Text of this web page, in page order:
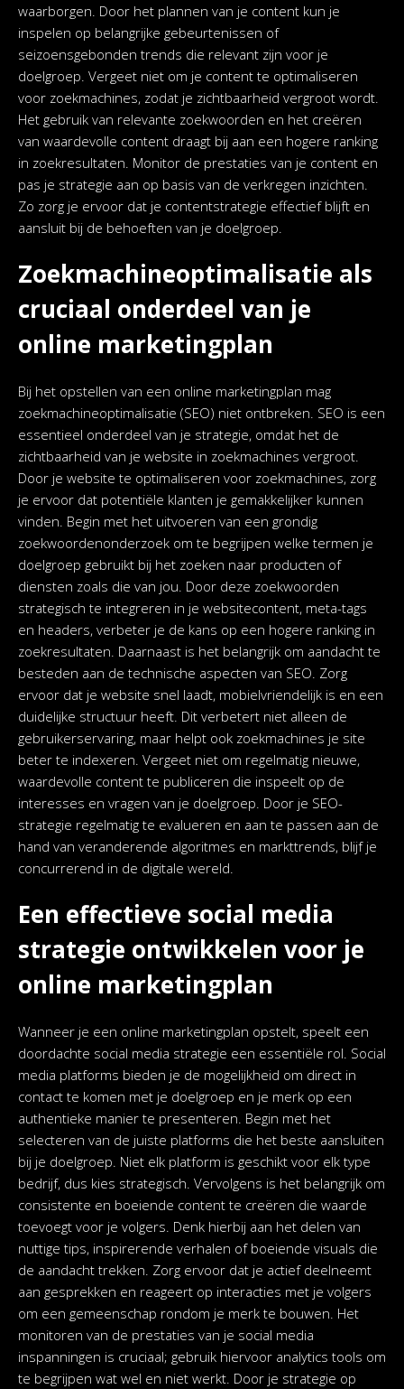
waarborgen. Door het plannen van je content kun je
inspelen op belangrijke gebeurtenissen of
seizoensgebonden trends die relevant zijn voor je
doelgroep. Vergeet niet om je content te optimaliseren
voor zoekmachines, zodat je zichtbaarheid vergroot wordt.
Het gebruik van relevante zoekwoorden en het creëren
van waardevolle content draagt bij aan een hogere ranking
in zoekresultaten. Monitor de prestaties van je content en
pas je strategie aan op basis van de verkregen inzichten.
Zo zorg je ervoor dat je contentstrategie effectief blijft en
aansluit bij de behoeften van je doelgroep.
Zoekmachineoptimalisatie als
cruciaal onderdeel van je
online marketingplan
Bij het opstellen van een online marketingplan mag
zoekmachineoptimalisatie (SEO) niet ontbreken. SEO is een
essentieel onderdeel van je strategie, omdat het de
zichtbaarheid van je website in zoekmachines vergroot.
Door je website te optimaliseren voor zoekmachines, zorg
je ervoor dat potentiële klanten je gemakkelijker kunnen
vinden. Begin met het uitvoeren van een grondig
zoekwoordenonderzoek om te begrijpen welke termen je
doelgroep gebruikt bij het zoeken naar producten of
diensten zoals die van jou. Door deze zoekwoorden
strategisch te integreren in je websitecontent, meta-tags
en headers, verbeter je de kans op een hogere ranking in
zoekresultaten. Daarnaast is het belangrijk om aandacht te
besteden aan de technische aspecten van SEO. Zorg
ervoor dat je website snel laadt, mobielvriendelijk is en een
duidelijke structuur heeft. Dit verbetert niet alleen de
gebruikerservaring, maar helpt ook zoekmachines je site
beter te indexeren. Vergeet niet om regelmatig nieuwe,
waardevolle content te publiceren die inspeelt op de
interesses en vragen van je doelgroep. Door je SEO-
strategie regelmatig te evalueren en aan te passen aan de
hand van veranderende algoritmes en markttrends, blijf je
concurrerend in de digitale wereld.
Een effectieve social media
strategie ontwikkelen voor je
online marketingplan
Wanneer je een online marketingplan opstelt, speelt een
doordachte social media strategie een essentiële rol. Social
media platforms bieden je de mogelijkheid om direct in
contact te komen met je doelgroep en je merk op een
authentieke manier te presenteren. Begin met het
selecteren van de juiste platforms die het beste aansluiten
bij je doelgroep. Niet elk platform is geschikt voor elk type
bedrijf, dus kies strategisch. Vervolgens is het belangrijk om
consistente en boeiende content te creëren die waarde
toevoegt voor je volgers. Denk hierbij aan het delen van
nuttige tips, inspirerende verhalen of boeiende visuals die
de aandacht trekken. Zorg ervoor dat je actief deelneemt
aan gesprekken en reageert op interacties met je volgers
om een gemeenschap rondom je merk te bouwen. Het
monitoren van de prestaties van je social media
inspanningen is cruciaal; gebruik hiervoor analytics tools om
te begrijpen wat wel en niet werkt. Door je strategie op